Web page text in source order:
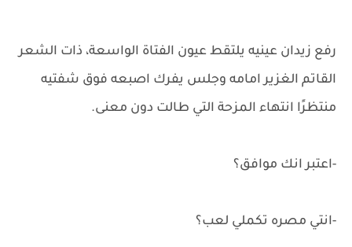
رفع زيدان عينيه يلتقط عيون الفتاة الواسعة، ذات الشعر
القاتم الغزير امامه وجلس يفرك اصبعه فوق شفتيه
منتظرًا انتهاء المزحة التي طالت دون معنى.
-اعتبر انك موافق؟
-انتي مصره تكملي لعب؟